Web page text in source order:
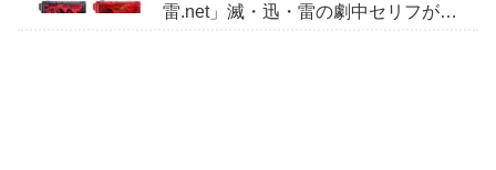
雷.net」滅・迅・雷の劇中セリフが収